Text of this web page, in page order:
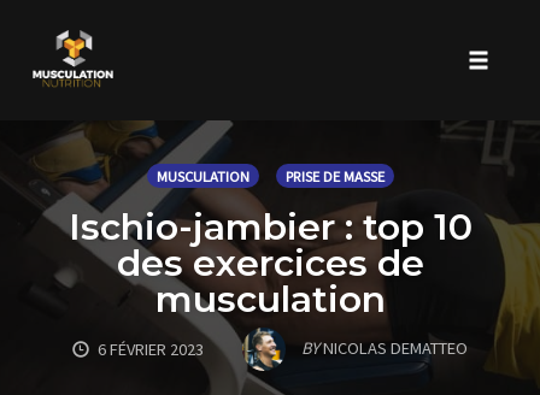
content
MUSCULATION PRISE DE MASSE
Ischio-jambier : top 10
des exercices de
musculation
6 FÉVRIER 2023 BYNICOLAS DEMATTEO